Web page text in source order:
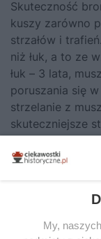
Skuteczność
kuszy zarówno
strzałów i
niż łuk, a to ze
łuk – 3 lata,
poruszania się
strzelanie z
skuteczniejsze
skutecznej
kolejnego
wystrzelonej
leci prosto,
My,